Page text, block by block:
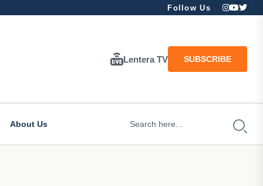
Follow Us
Lentera TV SUBSCRIBE
About Us